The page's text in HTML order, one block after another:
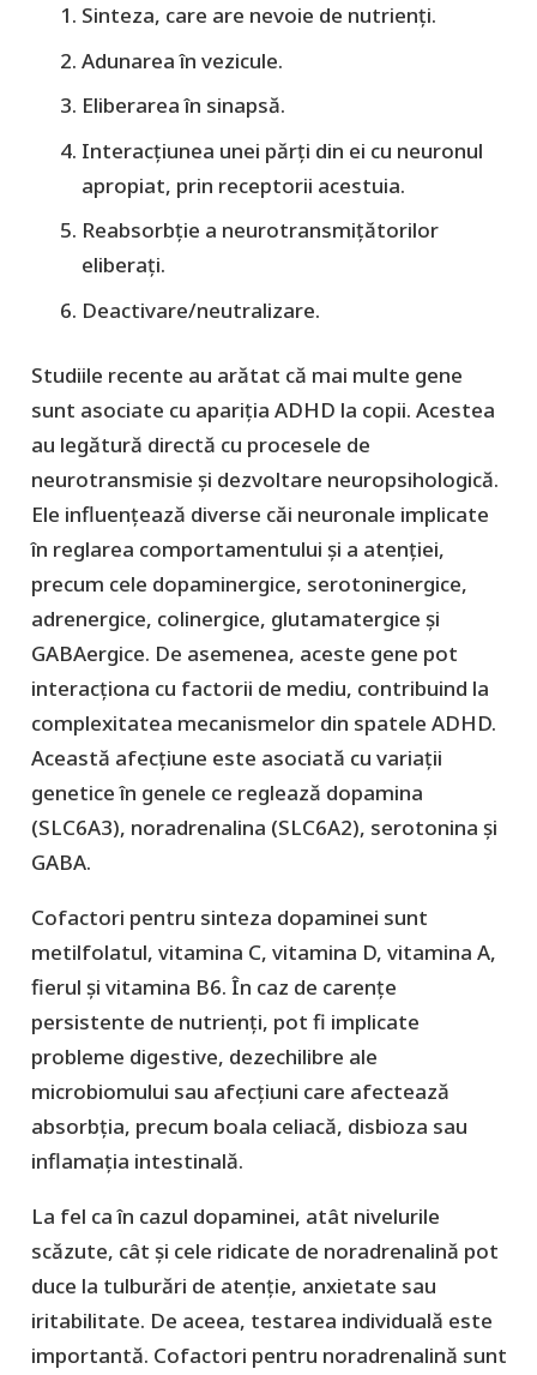
Sinteza, care are nevoie de nutrienți.
Adunarea în vezicule.
Eliberarea în sinapsă.
Interacțiunea unei părți din ei cu neuronul
apropiat, prin receptorii acestuia.
Reabsorbție a neurotransmițătorilor
eliberați.
Deactivare/neutralizare.
Studiile recente au arătat că mai multe gene
sunt asociate cu apariția ADHD la copii. Acestea
au legătură directă cu procesele de
neurotransmisie și dezvoltare neuropsihologică.
Ele influențează diverse căi neuronale implicate
în reglarea comportamentului și a atenției,
precum cele dopaminergice, serotoninergice,
adrenergice, colinergice, glutamatergice și
GABAergice. De asemenea, aceste gene pot
interacționa cu factorii de mediu, contribuind la
complexitatea mecanismelor din spatele ADHD.
Această afecțiune este asociată cu variații
genetice în genele ce reglează dopamina
(SLC6A3), noradrenalina (SLC6A2), serotonina și
GABA.
Cofactori pentru sinteza dopaminei sunt
metilfolatul, vitamina C, vitamina D, vitamina A,
fierul și vitamina B6. În caz de carențe
persistente de nutrienți, pot fi implicate
probleme digestive, dezechilibre ale
microbiomului sau afecțiuni care afectează
absorbția, precum boala celiacă, disbioza sau
inflamația intestinală.
La fel ca în cazul dopaminei, atât nivelurile
scăzute, cât și cele ridicate de noradrenalină pot
duce la tulburări de atenție, anxietate sau
iritabilitate. De aceea, testarea individuală este
importantă. Cofactori pentru noradrenalină sunt